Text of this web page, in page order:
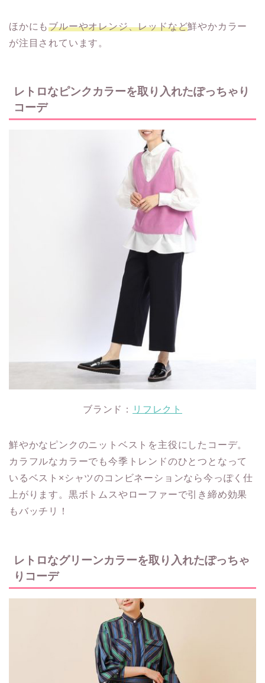
ほかにもブルーやオレンジ、レッドなど鮮やかカラー
が注目されています。
レトロなピンクカラーを取り入れたぽっちゃり
コーデ
ブランド： リフレクト
鮮やかなピンクのニットベストを主役にしたコーデ。
カラフルなカラーでも今季トレンドのひとつとなって
いるベスト×シャツのコンビネーションなら今っぽく仕
上がります。黒ボトムスやローファーで引き締め効果
もバッチリ！
レトロなグリーンカラーを取り入れたぽっちゃ
りコーデ